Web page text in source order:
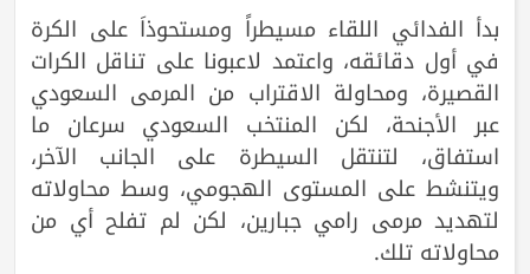
بدأ الفدائي اللقاء مسيطراً ومستحوذاَ على الكرة
في أول دقائقه، واعتمد لاعبونا على تناقل الكرات
القصيرة، ومحاولة الاقتراب من المرمى السعودي
عبر الأجنحة، لكن المنتخب السعودي سرعان ما
استفاق، لتنتقل السيطرة على الجانب الآخر،
ويتنشط على المستوى الهجومي، وسط محاولاته
لتهديد مرمى رامي جبارين، لكن لم تفلح أي من
محاولاته تلك.